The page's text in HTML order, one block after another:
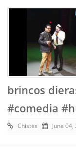
brincos
#comedia
Chistes June 04,